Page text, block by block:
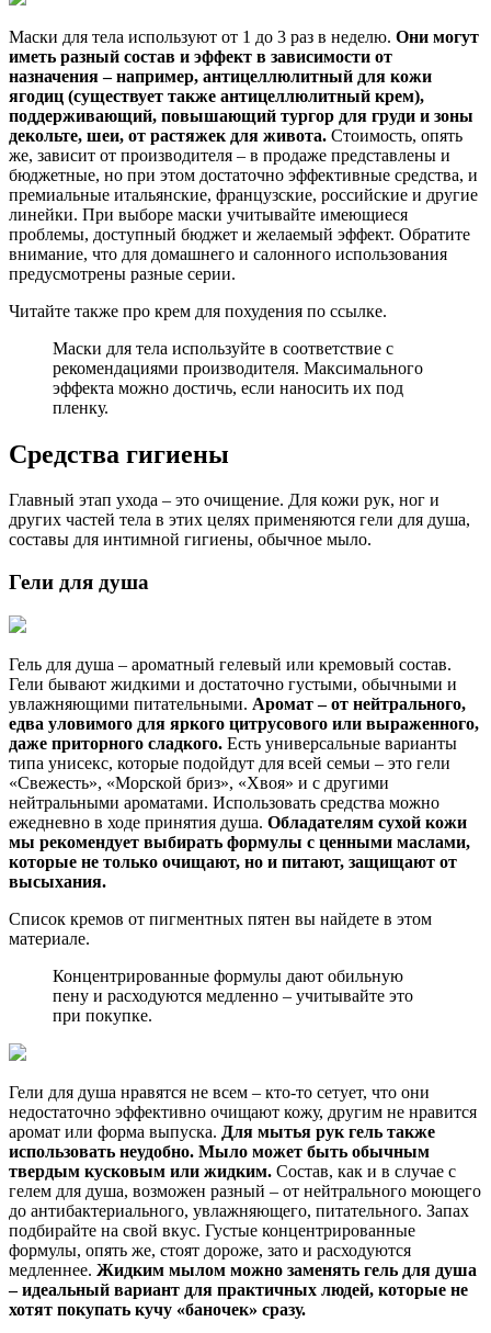
Маски для тела используют от 1 до 3 раз в неделю. Они могут
иметь разный состав и эффект в зависимости от
назначения – например, антицеллюлитный для кожи
ягодиц (существует также антицеллюлитный крем),
поддерживающий, повышающий тургор для груди и зоны
декольте, шеи, от растяжек для живота. Стоимость, опять
же, зависит от производителя – в продаже представлены и
бюджетные, но при этом достаточно эффективные средства, и
премиальные итальянские, французские, российские и другие
линейки. При выборе маски учитывайте имеющиеся
проблемы, доступный бюджет и желаемый эффект. Обратите
внимание, что для домашнего и салонного использования
предусмотрены разные серии.
Читайте также про крем для похудения по ссылке.
Маски для тела используйте в соответствие с
рекомендациями производителя. Максимального
эффекта можно достичь, если наносить их под
пленку.
Средства гигиены
Главный этап ухода – это очищение. Для кожи рук, ног и
других частей тела в этих целях применяются гели для душа,
составы для интимной гигиены, обычное мыло.
Гели для душа
Гель для душа – ароматный гелевый или кремовый состав.
Гели бывают жидкими и достаточно густыми, обычными и
увлажняющими питательными. Аромат – от нейтрального,
едва уловимого для яркого цитрусового или выраженного,
даже приторного сладкого. Есть универсальные варианты
типа унисекс, которые подойдут для всей семьи – это гели
«Свежесть», «Морской бриз», «Хвоя» и с другими
нейтральными ароматами. Использовать средства можно
ежедневно в ходе принятия душа. Обладателям сухой кожи
мы рекомендует выбирать формулы с ценными маслами,
которые не только очищают, но и питают, защищают от
высыхания.
Список кремов от пигментных пятен вы найдете в этом
материале.
Концентрированные формулы дают обильную
пену и расходуются медленно – учитывайте это
при покупке.
Гели для душа нравятся не всем – кто-то сетует, что они
недостаточно эффективно очищают кожу, другим не нравится
аромат или форма выпуска. Для мытья рук гель также
использовать неудобно. Мыло может быть обычным
твердым кусковым или жидким. Состав, как и в случае с
гелем для душа, возможен разный – от нейтрального моющего
до антибактериального, увлажняющего, питательного. Запах
подбирайте на свой вкус. Густые концентрированные
формулы, опять же, стоят дороже, зато и расходуются
медленнее. Жидким мылом можно заменять гель для душа
– идеальный вариант для практичных людей, которые не
хотят покупать кучу «баночек» сразу.